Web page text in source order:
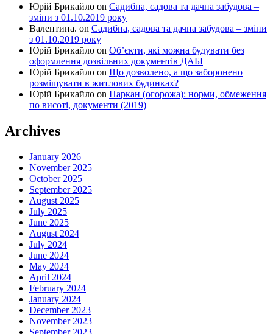
Юрій Брикайло on Садибна, садова та дачна забудова –
зміни з 01.10.2019 року
Валентина. on Садибна, садова та дачна забудова – зміни
з 01.10.2019 року
Юрій Брикайло on Об’єкти, які можна будувати без
оформлення дозвільних документів ДАБІ
Юрій Брикайло on Що дозволено, а що заборонено
розміщувати в житлових будинках?
Юрій Брикайло on Паркан (огорожа): норми, обмеження
по висоті, документи (2019)
Archives
January 2026
November 2025
October 2025
September 2025
August 2025
July 2025
June 2025
August 2024
July 2024
June 2024
May 2024
April 2024
February 2024
January 2024
December 2023
November 2023
September 2023